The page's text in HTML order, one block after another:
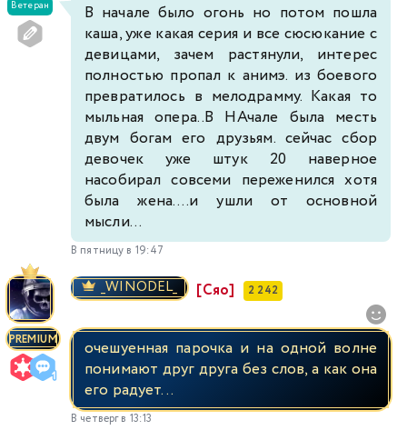
Ветеран
В начале было огонь но потом пошла
каша, уже какая серия и все сюсюкание с
девицами, зачем растянули, интерес
полностью пропал к анимэ. из боевого
превратилось в мелодрамму. Какая то
мыльная опера..В НАчале была месть
двум богам его друзьям. сейчас сбор
девочек уже штук 20 наверное
насобирал совсеми переженился хотя
была жена....и ушли от основной
мысли...
В пятницу в 19:47
PREMIUM
_WINODEL_ [Сяо] 2 242
очешуенная парочка и на одной волне
понимают друг друга без слов, а как она
его радует...
В четверг в 13:13